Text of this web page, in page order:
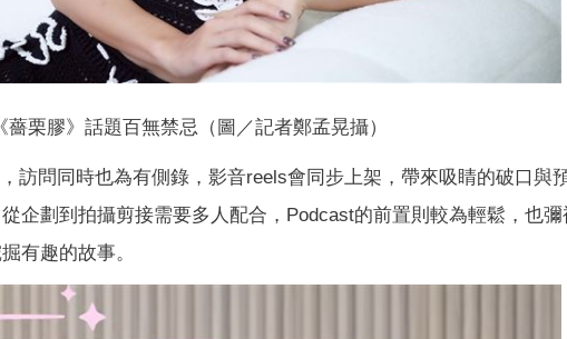
栗膠》話題百無禁忌（圖／記者鄭孟晃攝）
訪問同時也為有側錄，影音reels會同步上架，帶來吸睛的破口與
企劃到拍攝剪接需要多人配合，Podcast的前置則較為輕鬆，也彌
有趣的故事。